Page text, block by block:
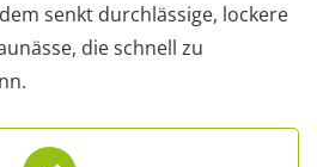
senkt durchlässige, lockere
die schnell zu